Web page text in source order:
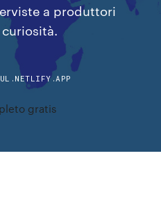
a produttori
gratis